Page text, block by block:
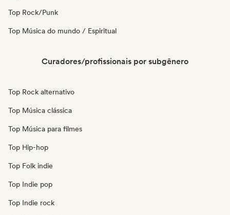
Top Rock/Punk
Top Música do mundo / Espiritual
Curadores/profissionais por subgênero
Top Rock alternativo
Top Música clássica
Top Música para filmes
Top Hip-hop
Top Folk indie
Top Indie pop
Top Indie rock